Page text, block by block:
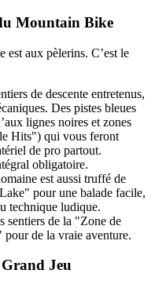
Mountain Bike
aux pèlerins. C’est le
de descente entretenus,
Des pistes bleues
lignes noires et zones
Hits") qui vous feront
de pro partout.
obligatoire.
est aussi truffé de
pour une balade facile,
technique ludique.
sentiers de la "Zone de
de la vraie aventure.
Jeu